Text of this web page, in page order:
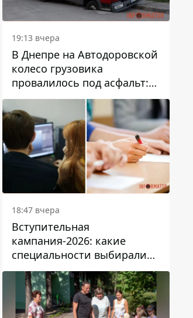
19:13 вчера
В Днепре на Автодоровской
колесо грузовика
провалилось под асфальт:
движение заблокировано
18:47 вчера
Вступительная
кампания-2026: какие
специальности выбирали
абитуриенты в Украине